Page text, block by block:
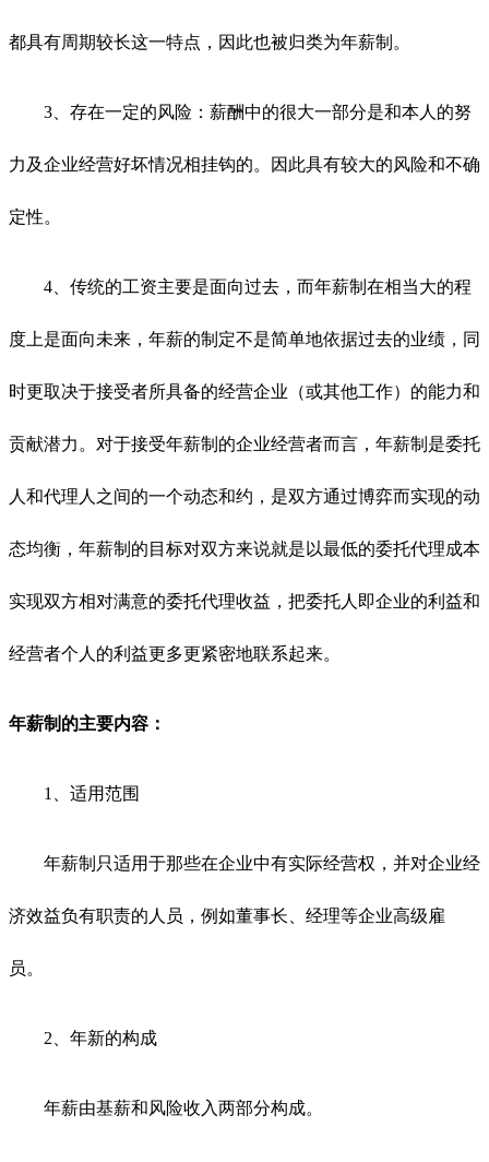
都具有周期较长这一特点，因此也被归类为年薪制。
3、存在一定的风险：薪酬中的很大一部分是和本人的努
力及企业经营好坏情况相挂钩的。因此具有较大的风险和不确
定性。
4、传统的工资主要是面向过去，而年薪制在相当大的程
度上是面向未来，年薪的制定不是简单地依据过去的业绩，同
时更取决于接受者所具备的经营企业（或其他工作）的能力和
贡献潜力。对于接受年薪制的企业经营者而言，年薪制是委托
人和代理人之间的一个动态和约，是双方通过博弈而实现的动
态均衡，年薪制的目标对双方来说就是以最低的委托代理成本
实现双方相对满意的委托代理收益，把委托人即企业的利益和
经营者个人的利益更多更紧密地联系起来。
年薪制的主要内容：
1、适用范围
年薪制只适用于那些在企业中有实际经营权，并对企业经
济效益负有职责的人员，例如董事长、经理等企业高级雇
员。
2、年新的构成
年薪由基薪和风险收入两部分构成。